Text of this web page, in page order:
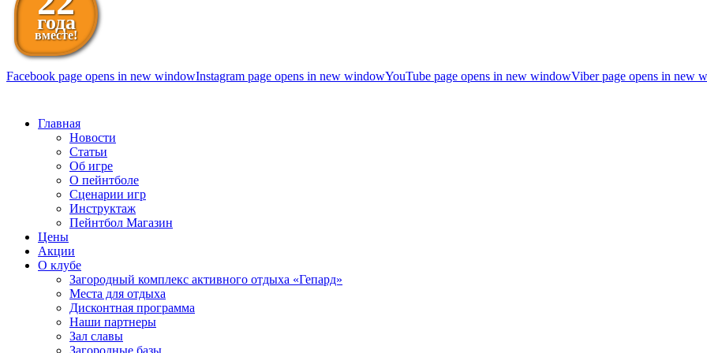
года
вместе!
Facebook page opens in new windowInstagram page opens in new windowYouTube page opens in new windowViber page opens in new
Главная
Новости
Статьи
Об игре
О пейнтболе
Сценарии игр
Инструктаж
Пейнтбол Магазин
Цены
Акции
О клубе
Загородный комплекс активного отдыха «Гепард»
Места для отдыха
Дисконтная программа
Наши партнеры
Зал славы
Загородные базы